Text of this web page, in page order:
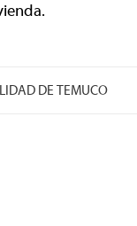
DE TEMUCO